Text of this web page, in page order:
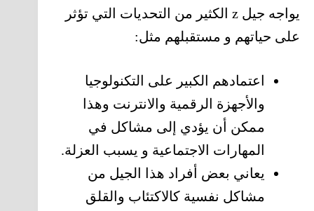
يواجه جيل z الكثير من التحديات التي تؤثر
على حياتهم و مستقبلهم مثل:
اعتمادهم الكبير على التكنولوجيا
والأجهزة الرقمية والانترنت وهذا
ممكن أن يؤدي إلى مشاكل في
المهارات الاجتماعية و يسبب العزلة.
يعاني بعض أفراد هذا الجيل من
مشاكل نفسية كالاكتئاب والقلق